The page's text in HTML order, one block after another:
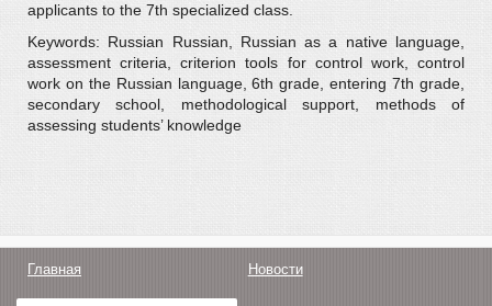
applicants to the 7th specialized class.
Keywords: Russian Russian, Russian as a native language,
assessment criteria, criterion tools for control work, control
work on the Russian language, 6th grade, entering 7th grade,
secondary school, methodological support, methods of
assessing students’ knowledge
Главная Новости